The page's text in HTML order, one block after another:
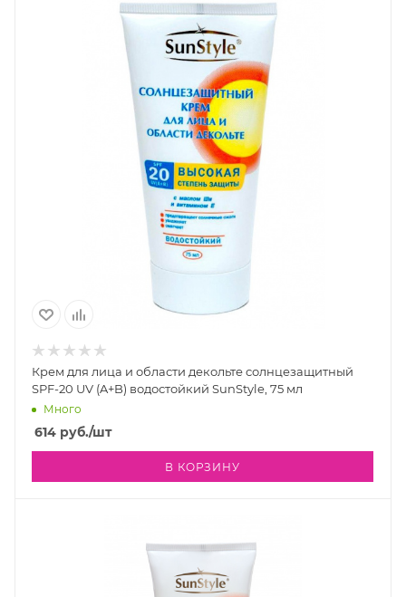
Крем для лица и области декольте солнцезащитный
SPF-20 UV (A+B) водостойкий SunStyle, 75 мл
Много
614 руб./шт
В КОРЗИНУ